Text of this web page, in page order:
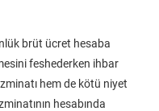
brüt ücret hesaba
feshederken ihbar
hem de kötü niyet
hesabında